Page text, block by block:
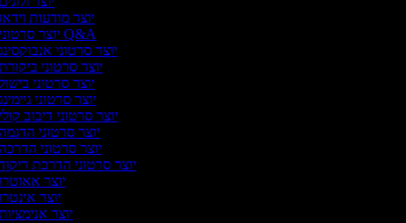
יוצר מודעות
יוצר סרטוני Q&A
יוצר סרטוני
יוצר סרטוני
יוצר סרטוני
יוצר סרטוני
יוצר סרטוני דיבוב
יוצר סרטוני
יוצר סרטוני
יוצר סרטוני הדרכת
יוצר
יוצר
יוצר